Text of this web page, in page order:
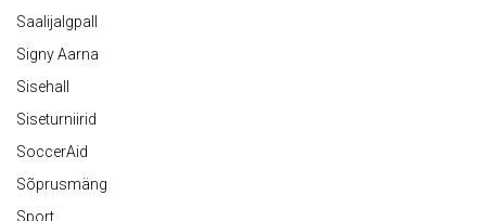
Saalijalgpall
Signy Aarna
Sisehall
Siseturniirid
SoccerAid
Sõprusmäng
Sport